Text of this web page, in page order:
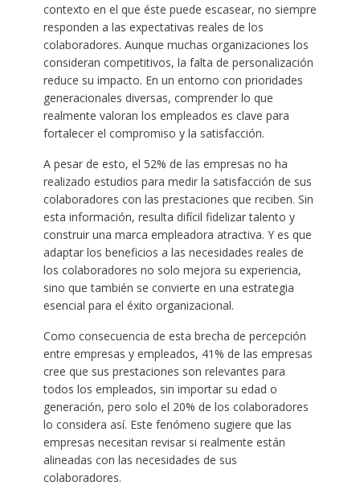
contexto en el que éste puede escasear, no siempre
responden a las expectativas reales de los
colaboradores. Aunque muchas organizaciones los
consideran competitivos, la falta de personalización
reduce su impacto. En un entorno con prioridades
generacionales diversas, comprender lo que
realmente valoran los empleados es clave para
fortalecer el compromiso y la satisfacción.
A pesar de esto, el 52% de las empresas no ha
realizado estudios para medir la satisfacción de sus
colaboradores con las prestaciones que reciben. Sin
esta información, resulta difícil fidelizar talento y
construir una marca empleadora atractiva. Y es que
adaptar los beneficios a las necesidades reales de
los colaboradores no solo mejora su experiencia,
sino que también se convierte en una estrategia
esencial para el éxito organizacional.
Como consecuencia de esta brecha de percepción
entre empresas y empleados, 41% de las empresas
cree que sus prestaciones son relevantes para
todos los empleados, sin importar su edad o
generación, pero solo el 20% de los colaboradores
lo considera así. Este fenómeno sugiere que las
empresas necesitan revisar si realmente están
alineadas con las necesidades de sus
colaboradores.